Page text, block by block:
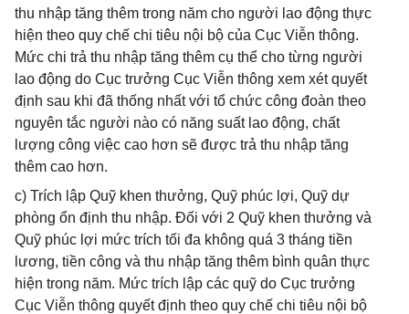
thu nhập tăng thêm trong năm cho người lao động thực
hiện theo quy chế chi tiêu nội bộ của Cục Viễn thông.
Mức chi trả thu nhập tăng thêm cụ thể cho từng người
lao động do Cục trưởng Cục Viễn thông xem xét quyết
định sau khi đã thống nhất với tổ chức công đoàn theo
nguyên tắc người nào có năng suất lao động, chất
lượng công việc cao hơn sẽ được trả thu nhập tăng
thêm cao hơn.
c) Trích lập Quỹ khen thưởng, Quỹ phúc lợi, Quỹ dự
phòng ổn định thu nhập. Đối với 2 Quỹ khen thưởng và
Quỹ phúc lợi mức trích tối đa không quá 3 tháng tiền
lương, tiền công và thu nhập tăng thêm bình quân thực
hiện trong năm. Mức trích lập các quỹ do Cục trưởng
Cục Viễn thông quyết định theo quy chế chi tiêu nội bộ